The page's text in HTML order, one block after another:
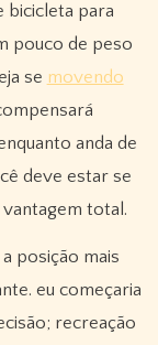
bicicleta para
pouco de peso
se movendo
anda de
deve estar se
total.
posição mais
eu começaria
recreação